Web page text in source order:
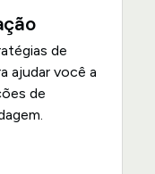
de
ajudar você a
de